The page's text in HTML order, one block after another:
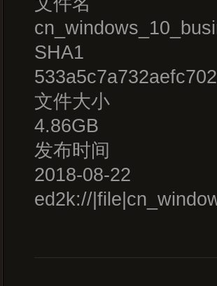
SHA1
文件大小
4.86GB
发布时间
2018-08-22
ed2k://